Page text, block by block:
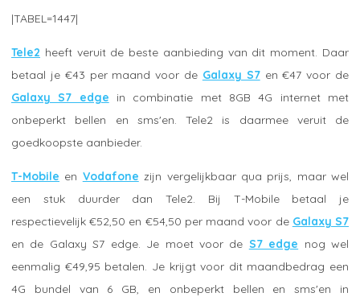
|TABEL=1447|
Tele2 heeft veruit de beste aanbieding van dit moment. Daar
betaal je €43 per maand voor de Galaxy S7en €47 voor de
Galaxy S7 edge in combinatie met 8GB 4G internet met
onbeperkt bellen en sms'en. Tele2 is daarmee veruit de
goedkoopste aanbieder.
T-Mobile en Vodafone zijn vergelijkbaar qua prijs, maar wel
een stuk duurder dan Tele2. Bij T-Mobile betaal je
respectievelijk €52,50 en €54,50 per maand voor de Galaxy S7
en de Galaxy S7 edge. Je moet voor de S7 edge nog wel
eenmalig €49,95 betalen. Je krijgt voor dit maandbedrag een
4G bundel van 6 GB, en onbeperkt bellen en sms'en in